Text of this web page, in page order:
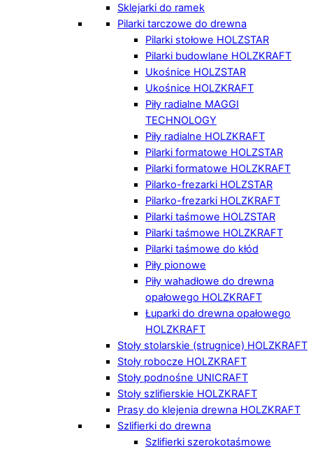
Sklejarki do ramek
Pilarki tarczowe do drewna
Pilarki stołowe HOLZSTAR
Pilarki budowlane HOLZKRAFT
Ukośnice HOLZSTAR
Ukośnice HOLZKRAFT
Piły radialne MAGGI
TECHNOLOGY
Piły radialne HOLZKRAFT
Pilarki formatowe HOLZSTAR
Pilarki formatowe HOLZKRAFT
Pilarko-frezarki HOLZSTAR
Pilarko-frezarki HOLZKRAFT
Pilarki taśmowe HOLZSTAR
Pilarki taśmowe HOLZKRAFT
Pilarki taśmowe do kłód
Piły pionowe
Piły wahadłowe do drewna
opałowego HOLZKRAFT
Łuparki do drewna opałowego
HOLZKRAFT
Stoły stolarskie (strugnice) HOLZKRAFT
Stoły robocze HOLZKRAFT
Stoły podnośne UNICRAFT
Stoły szlifierskie HOLZKRAFT
Prasy do klejenia drewna HOLZKRAFT
Szlifierki do drewna
Szlifierki szerokotaśmowe